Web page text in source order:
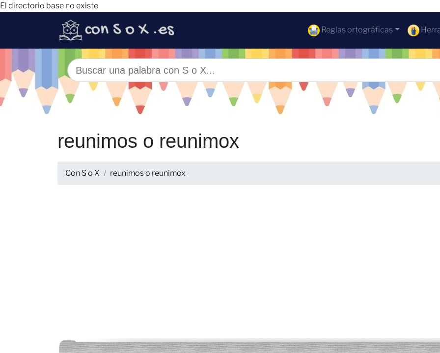
El directorio base no existe
Reglas ortográficas
reunimos o reunimox
Con S o X reunimos o reunimox